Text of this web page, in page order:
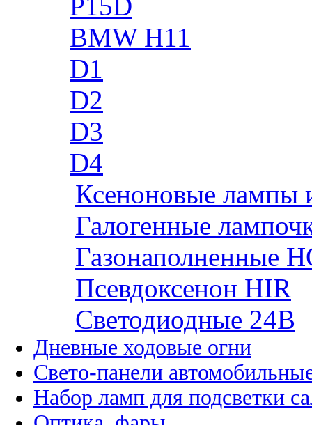
BMW H11
D1
D2
D3
D4
Ксеноновые лампы
Галогенные
Газонаполненные
Псевдоксенон HIR
Cветодиодные 24B
Дневные ходовые огни
Свето-панели
Набор ламп для подсветки